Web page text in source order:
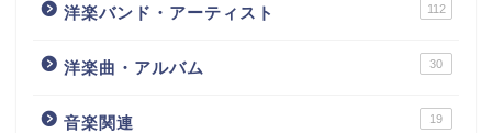
洋楽バンド・アーティスト 112
洋楽曲・アルバム 30
音楽関連 19